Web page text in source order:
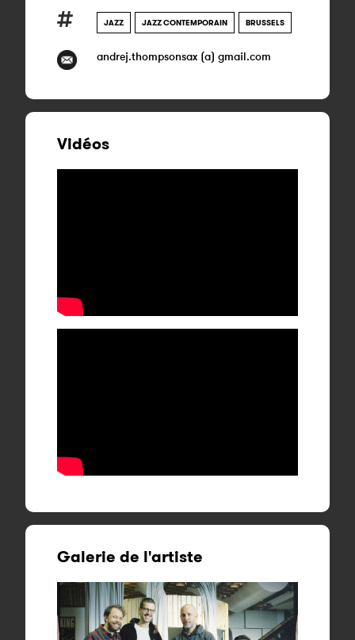
JAZZ JAZZ CONTEMPORAIN BRUSSELS
andrej.thompsonsax (a) gmail.com
Vidéos
Galerie de l'artiste